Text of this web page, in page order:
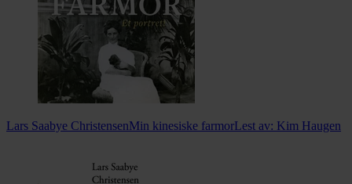
Lars Saabye ChristensenMin kinesiske farmorLest av: Kim Haugen